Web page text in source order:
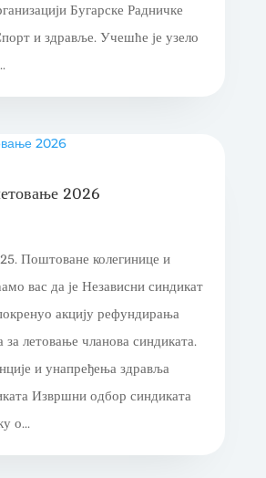
Бугарске Радничке
и здравље. Учешће је узело
2026
Поштоване колегинице и
вас да је Независни синдикат
акцију рефундирања
за летовање чланова синдиката.
и унапређења здравља
Извршни одбор синдиката
о...